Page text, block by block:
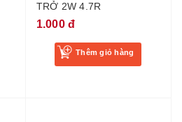
TRỞ 2W 4.7R
1.000 đ
Thêm giỏ hàng